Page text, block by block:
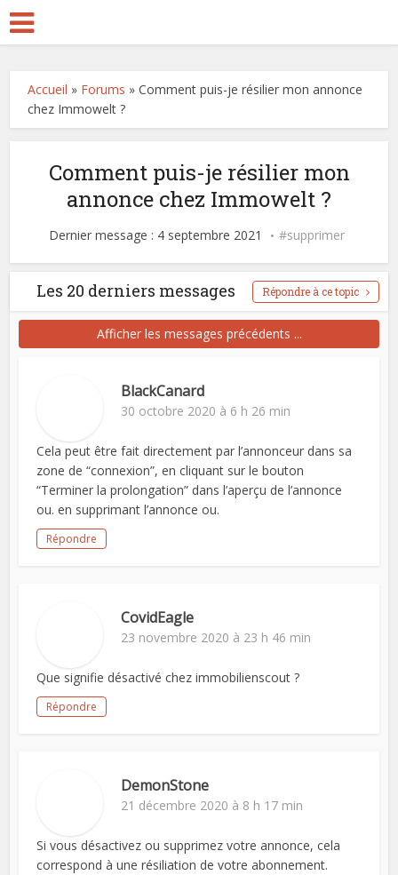
Accueil » Forums »Comment puis-je résilier mon annonce
chez Immowelt ?
Comment puis-je résilier mon
annonce chez Immowelt ?
Dernier message : 4 septembre 2021 supprimer
Les 20 derniers messages Répondre à ce topic
Afficher les messages précédents ...
BlackCanard
30 octobre 2020 à 6 h 26 min
Cela peut être fait directement par l’annonceur dans sa
zone de “connexion”, en cliquant sur le bouton
“Terminer la prolongation” dans l’aperçu de l’annonce
ou. en supprimant l’annonce ou.
Répondre
CovidEagle
23 novembre 2020 à 23 h 46 min
Que signifie désactivé chez immobilienscout ?
Répondre
DemonStone
21 décembre 2020 à 8 h 17 min
Si vous désactivez ou supprimez votre annonce, cela
correspond à une résiliation de votre abonnement.